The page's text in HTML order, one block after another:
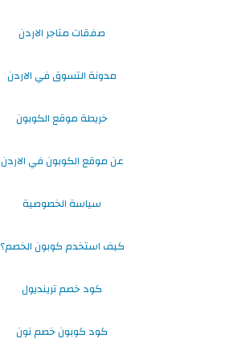
صفقات متاجر الاردن
مدونة التسوق في الاردن
خريطة موقع الكوبون
عن موقع الكوبون في الاردن
سياسة الخصوصية
كيف استخدم كوبون الخصم؟
كود خصم ترينديول
كود كوبون خصم نون